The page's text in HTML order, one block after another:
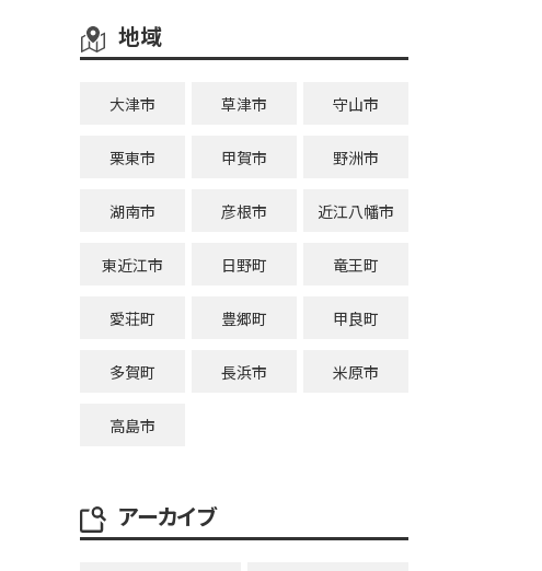
地域
大津市 草津市 守山市
栗東市 甲賀市 野洲市
湖南市 彦根市 近江八幡市
東近江市 日野町 竜王町
愛荘町 豊郷町 甲良町
多賀町 長浜市 米原市
高島市
アーカイブ